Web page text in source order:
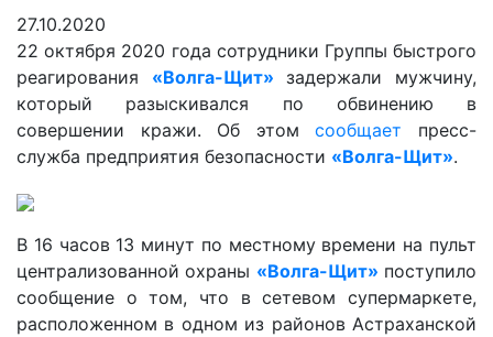
27.10.2020
22 октября 2020 года сотрудники Группы быстрого
реагирования «Волга-Щит» задержали мужчину,
который разыскивался по обвинению в
совершении кражи. Об этомсообщает пресс-
служба предприятия безопасности «Волга-Щит».
В 16 часов 13 минут по местному времени на пульт
централизованной охраны «Волга-Щит» поступило
сообщение о том, что в сетевом супермаркете,
расположенном в одном из районов Астраханской